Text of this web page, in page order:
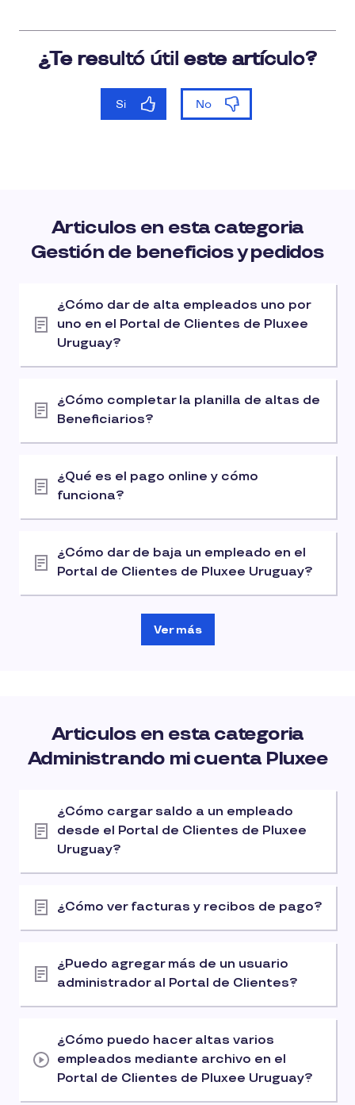
Articulos en esta categoria
Gestión de beneficios y pedidos
¿Cómo dar de alta empleados uno por
uno en el Portal de Clientes de Pluxee
Uruguay?
¿Cómo completar la planilla de altas de
Beneficiarios?
¿Qué es el pago online y cómo
funciona?
¿Cómo dar de baja un empleado en el
Portal de Clientes de Pluxee Uruguay?
Ver más
Articulos en esta categoria
Administrando mi cuenta Pluxee
¿Cómo cargar saldo a un empleado
desde el Portal de Clientes de Pluxee
Uruguay?
¿Cómo ver facturas y recibos de pago?
¿Puedo agregar más de un usuario
administrador al Portal de Clientes?
¿Cómo puedo hacer altas varios
empleados mediante archivo en el
Portal de Clientes de Pluxee Uruguay?